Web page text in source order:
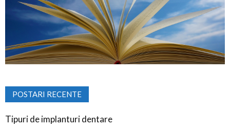
POSTARI RECENTE
Tipuri de implanturi dentare